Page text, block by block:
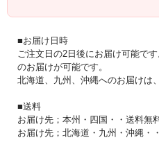
■お届け日時
ご注文日の2日後にお届け可能で
のお届けが可能です。
北海道、九州、沖縄へのお届けは
■送料
お届け先；本州・四国・・送料無
お届け先；北海道・九州・沖縄・